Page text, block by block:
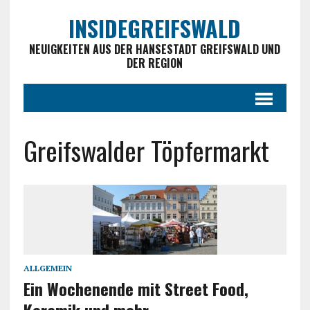
INSIDEGREIFSWALD
NEUIGKEITEN AUS DER HANSESTADT GREIFSWALD UND
DER REGION
Greifswalder Töpfermarkt
ALLGEMEIN
Ein Wochenende mit Street Food,